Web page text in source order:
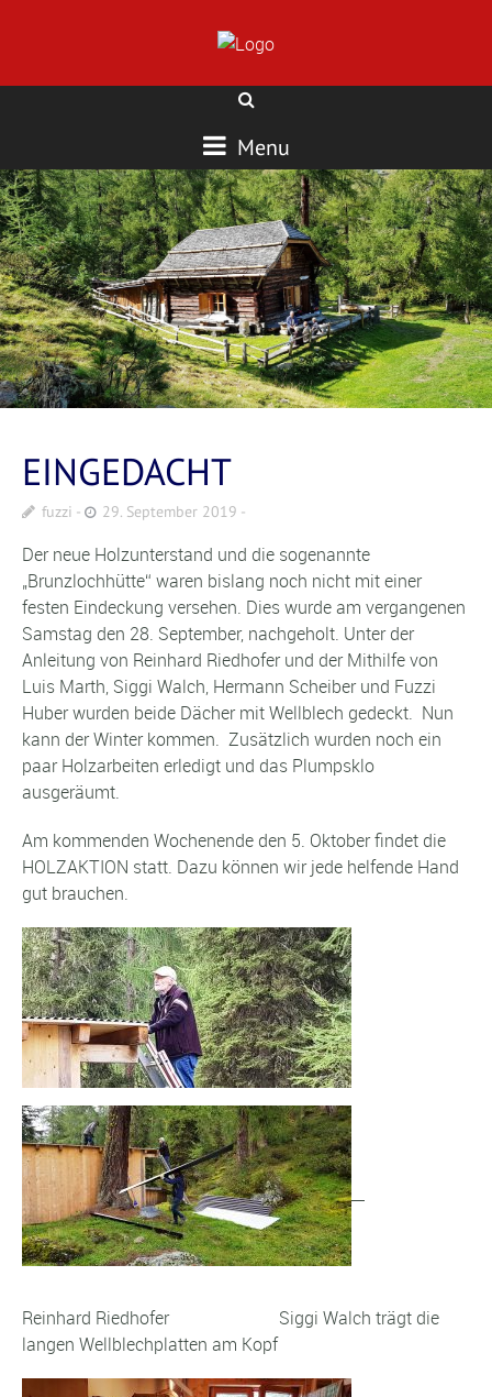
Menu
EINGEDACHT
fuzzi 29. September 2019
Der neue Holzunterstand und die sogenannte
„Brunzlochhütte“ waren bislang noch nicht mit einer
festen Eindeckung versehen. Dies wurde am vergangenen
Samstag den 28. September, nachgeholt. Unter der
Anleitung von Reinhard Riedhofer und der Mithilfe von
Luis Marth, Siggi Walch, Hermann Scheiber und Fuzzi
Huber wurden beide Dächer mit Wellblech gedeckt. Nun
kann der Winter kommen. Zusätzlich wurden noch ein
paar Holzarbeiten erledigt und das Plumpsklo
ausgeräumt.
Am kommenden Wochenende den 5. Oktober findet die
HOLZAKTION statt. Dazu können wir jede helfende Hand
gut brauchen.
Reinhard Riedhofer Siggi Walch trägt die
langen Wellblechplatten am Kopf